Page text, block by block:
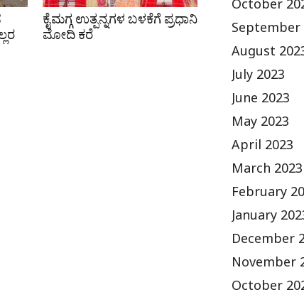
ಕೈಮಗ್ಗ ಉತ್ಪನ್ನಗಳ ಬಳಕೆಗೆ ಪ್ರಧಾನಿ
ಮೋದಿ ಕರೆ
October
September
August
July 2023
June 2023
May 2023
April 2023
March 2023
February
January
December
November
October